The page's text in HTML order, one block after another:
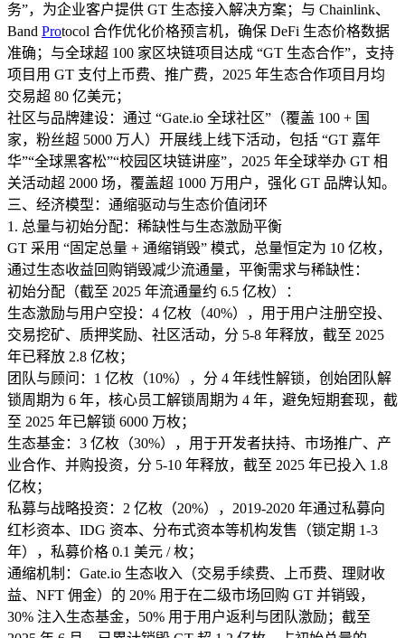
务”，为企业客户提供 GT 生态接入解决方案；与 Chainlink、
Band Protocol 合作优化价格预言机，确保 DeFi 生态价格数据
准确；与全球超 100 家区块链项目达成 “GT 生态合作”，支持
项目用 GT 支付上币费、推广费，2025 年生态合作项目月均
交易超 80 亿美元；​
社区与品牌建设：通过 “Gate.io 全球社区”（覆盖 100 + 国
家，粉丝超 5000 万人）开展线上线下活动，包括 “GT 嘉年
华”“全球黑客松”“校园区块链讲座”，2025 年全球举办 GT 相
关活动超 2000 场，覆盖超 1000 万用户，强化 GT 品牌认知。​
三、经济模型：通缩驱动与生态价值闭环​
1. 总量与初始分配：稀缺性与生态激励平衡​
GT 采用 “固定总量 + 通缩销毁” 模式，总量恒定为 10 亿枚，
通过生态收益回购销毁减少流通量，平衡需求与稀缺性：​
初始分配（截至 2025 年流通量约 6.5 亿枚）：​
生态激励与用户空投：4 亿枚（40%），用于用户注册空投、
交易挖矿、质押奖励、社区活动，分 5-8 年释放，截至 2025
年已释放 2.8 亿枚；​
团队与顾问：1 亿枚（10%），分 4 年线性解锁，创始团队解
锁周期为 6 年，核心员工解锁周期为 4 年，避免短期套现，截
至 2025 年已解锁 6000 万枚；​
生态基金：3 亿枚（30%），用于开发者扶持、市场推广、产
业合作、并购投资，分 5-10 年释放，截至 2025 年已投入 1.8
亿枚；​
私募与战略投资：2 亿枚（20%），2019-2020 年通过私募向
红杉资本、IDG 资本、分布式资本等机构发售（锁定期 1-3
年），私募价格 0.1 美元 / 枚；​
通缩机制：Gate.io 生态收入（交易手续费、上币费、理财收
益、NFT 佣金）的 20% 用于在二级市场回购 GT 并销毁，
30% 注入生态基金，50% 用于用户返利与团队激励；截至